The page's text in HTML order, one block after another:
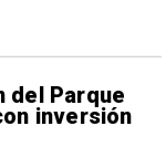
del Parque
inversión